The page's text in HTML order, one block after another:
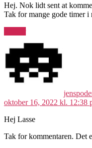
Hej. Nok lidt sent at
Tak for mange gode timer i
oktober 16, 2022 kl. 12:38
Hej Lasse
Tak for kommentaren. Det